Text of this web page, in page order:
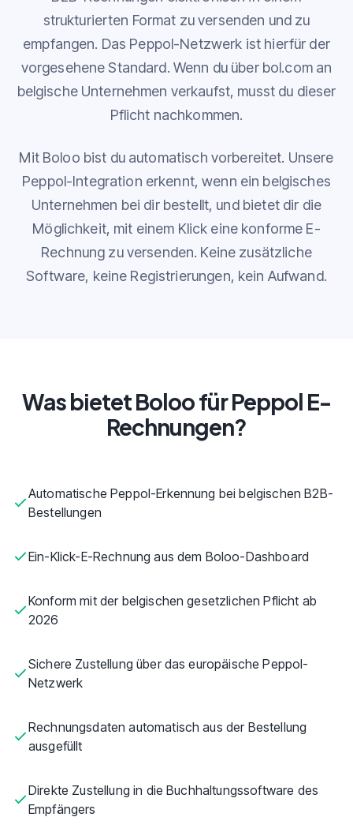
strukturierten Format zu versenden und zu
empfangen. Das Peppol-Netzwerk ist hierfür der
vorgesehene Standard. Wenn du über bol.com an
belgische Unternehmen verkaufst, musst du dieser
Pflicht nachkommen.
Mit Boloo bist du automatisch vorbereitet. Unsere
Peppol-Integration erkennt, wenn ein belgisches
Unternehmen bei dir bestellt, und bietet dir die
Möglichkeit, mit einem Klick eine konforme E-
Rechnung zu versenden. Keine zusätzliche
Software, keine Registrierungen, kein Aufwand.
Was bietet Boloo für Peppol E-
Rechnungen?
Automatische Peppol-Erkennung bei belgischen B2B-
Bestellungen
Ein-Klick-E-Rechnung aus dem Boloo-Dashboard
Konform mit der belgischen gesetzlichen Pflicht ab
2026
Sichere Zustellung über das europäische Peppol-
Netzwerk
Rechnungsdaten automatisch aus der Bestellung
ausgefüllt
Direkte Zustellung in die Buchhaltungssoftware des
Empfängers